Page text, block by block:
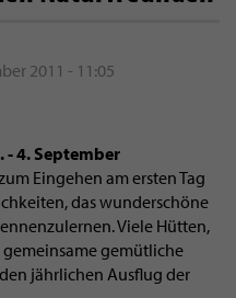
2011 - 11:05
- 4. September
Eingehen am ersten Tag
das wunderschöne
Viele Hütten,
gemütliche
jährlichen Ausflug der